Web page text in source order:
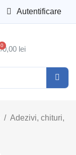
Autentificare
0,00 lei
Adezivi, chituri,